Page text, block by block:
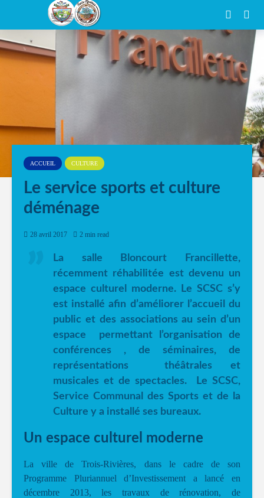
ACCUEIL CULTURE
Le service sports et culture
déménage
28 avril 2017 2 min read
La salle Bloncourt Francillette,
récemment réhabilitée est devenu un
espace culturel moderne. Le SCSC s’y
est installé afin d’améliorer l’accueil du
public et des associations au sein d’un
espace permettant l’organisation de
conférences , de séminaires, de
représentations théâtrales et
musicales et de spectacles. Le SCSC,
Service Communal des Sports et de la
Culture y a installé ses bureaux.
Un espace culturel moderne
La ville de Trois-Rivières, dans le cadre de son
Programme Pluriannuel d’Investissement a lancé en
décembre 2013, les travaux de rénovation, de